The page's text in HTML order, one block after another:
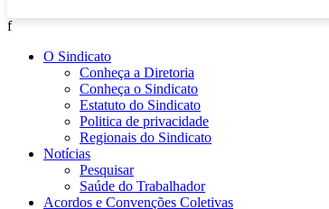
f
O Sindicato
Conheça a Diretoria
Conheça o Sindicato
Estatuto do Sindicato
Politica de privacidade
Regionais do Sindicato
Notícias
Pesquisar
Saúde do Trabalhador
Acordos e Convenções Coletivas